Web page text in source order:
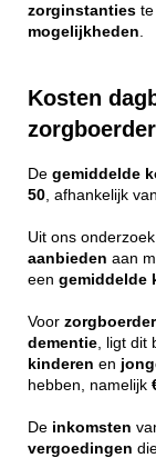
zorginstanties
mogelijkheden.
Kosten
De gemiddelde
50 , afhankelijk
Uit ons
aanbieden aan
een gemiddelde
Voor
dementie , ligt
kinderen en
hebben, namelijk
De inkomsten
vergoedingen